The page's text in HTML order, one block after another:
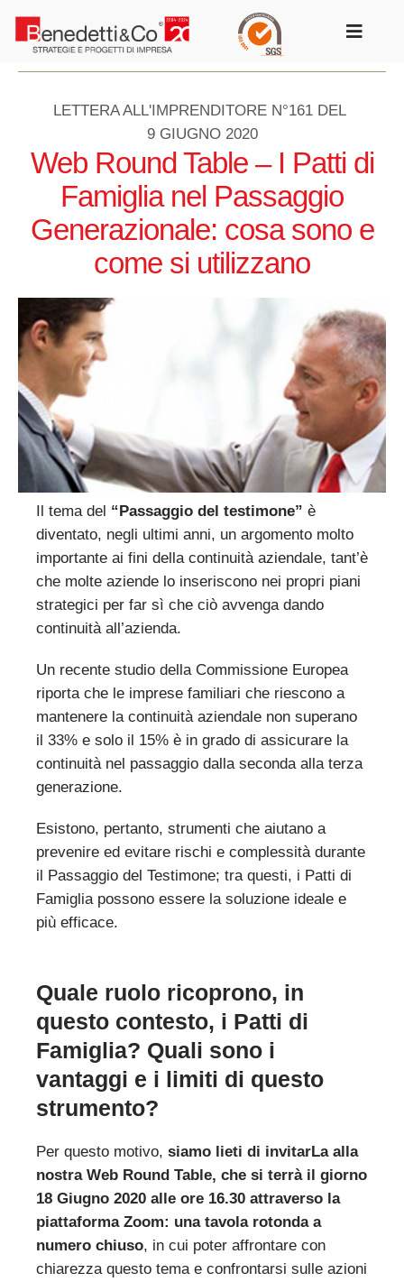
contenuto
Toggle
LETTERA ALL'IMPRENDITORE N°161 DEL
9 GIUGNO 2020
Web Round Table – I Patti di
Famiglia nel Passaggio
Generazionale: cosa sono e
come si utilizzano
Il tema del “Passaggio del testimone” è
diventato, negli ultimi anni, un argomento molto
importante ai fini della continuità aziendale, tant’è
che molte aziende lo inseriscono nei propri piani
strategici per far sì che ciò avvenga dando
continuità all’azienda.
Un recente studio della Commissione Europea
riporta che le imprese familiari che riescono a
mantenere la continuità aziendale non superano
il 33% e solo il 15% è in grado di assicurare la
continuità nel passaggio dalla seconda alla terza
generazione.
Esistono, pertanto, strumenti che aiutano a
prevenire ed evitare rischi e complessità durante
il Passaggio del Testimone; tra questi, i Patti di
Famiglia possono essere la soluzione ideale e
più efficace.
Quale ruolo ricoprono, in
questo contesto, i Patti di
Famiglia? Quali sono i
vantaggi e i limiti di questo
strumento?
Per questo motivo, siamo lieti di invitarLa alla
nostra Web Round Table, che si terrà il giorno
18 Giugno 2020 alle ore 16.30 attraverso la
piattaforma Zoom: una tavola rotonda a
numero chiuso, in cui poter affrontare con
chiarezza questo tema e confrontarsi sulle azioni